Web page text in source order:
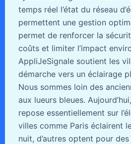
temps réel l’état du réseau
permettent une gestion
permet de renforcer la
coûts et limiter l’impact
AppliJeSignale soutient les
démarche vers un éclairage
Nous sommes loin des
aux lueurs bleues.
repose essentiellement sur
villes comme Paris éclairent
nuit, d’autres optent pour